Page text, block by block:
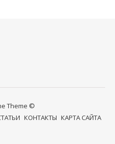
Theme ©
КОНТАКТЫ КАРТА САЙТА